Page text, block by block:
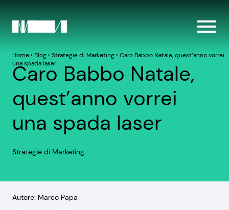
Home‣ Blog‣Strategie di Marketing‣Caro Babbo Natale, quest’anno vorrei
una spada laser
Caro Babbo Natale,
quest’anno vorrei
una spada laser
Strategie di Marketing
Autore: Marco Papa